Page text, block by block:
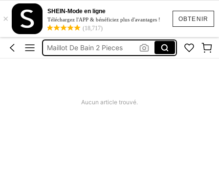
OBTENIR
×
SHEIN-Mode en ligne
Téléchargez l'APP & bénéficiez plus d'avantages !
(18,717)
Maillot De Bain Femme
Squishy
Maillot De Bain 2 Pieces
Robes Femme été
Aucun article trouvé.